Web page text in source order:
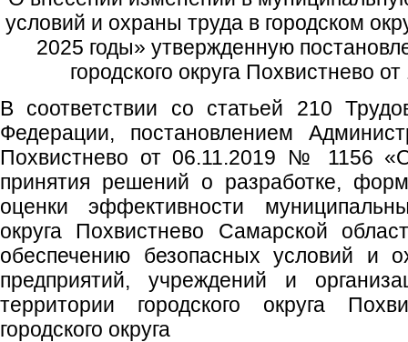
условий и охраны труда в городском
2025 годы» утвержденную
городского округа Похвистнево
В соответствии со статьей 210
Федерации, постановлением
Похвистнево от 06.11.2019 № 1156
принятия решений о разработке,
оценки эффективности
округа Похвистнево Самарской
обеспечению безопасных условий и
предприятий, учреждений и
территории городского округа
городского округа